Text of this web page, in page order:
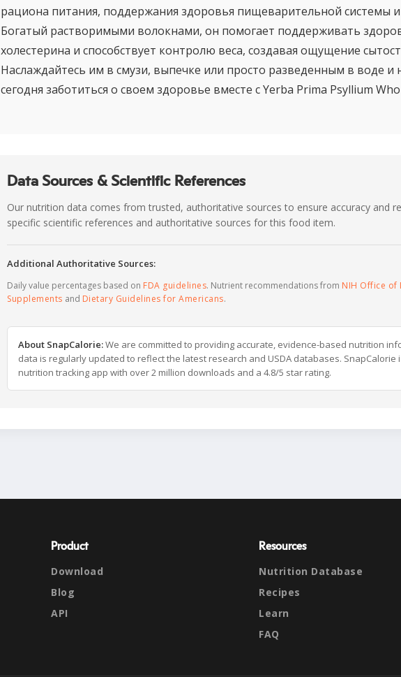
рациона питания, поддержания здоровья пищеварительной системы и
Богатый растворимыми волокнами, он помогает поддерживать
холестерина и способствует контролю веса, создавая ощущение
Наслаждайтесь им в смузи, выпечке или просто разведенным в воде и
сегодня заботиться о своем здоровье вместе с Yerba Prima Psyllium
Data Sources & Scientific References
Our nutrition data comes from trusted, authoritative sources to ensure accuracy and
specific scientific references and authoritative sources for this food item.
Additional Authoritative Sources:
Daily value percentages based on FDA guidelines. Nutrient recommendations from NIH Office of
Supplements and Dietary Guidelines for Americans.
About SnapCalorie:We are committed to providing accurate, evidence-based nutrition
data is regularly updated to reflect the latest research and USDA databases. SnapCalorie
nutrition tracking app with over 2 million downloads and a 4.8/5 star rating.
Product
Download
Blog
API
Resources
Nutrition Database
Recipes
Learn
FAQ